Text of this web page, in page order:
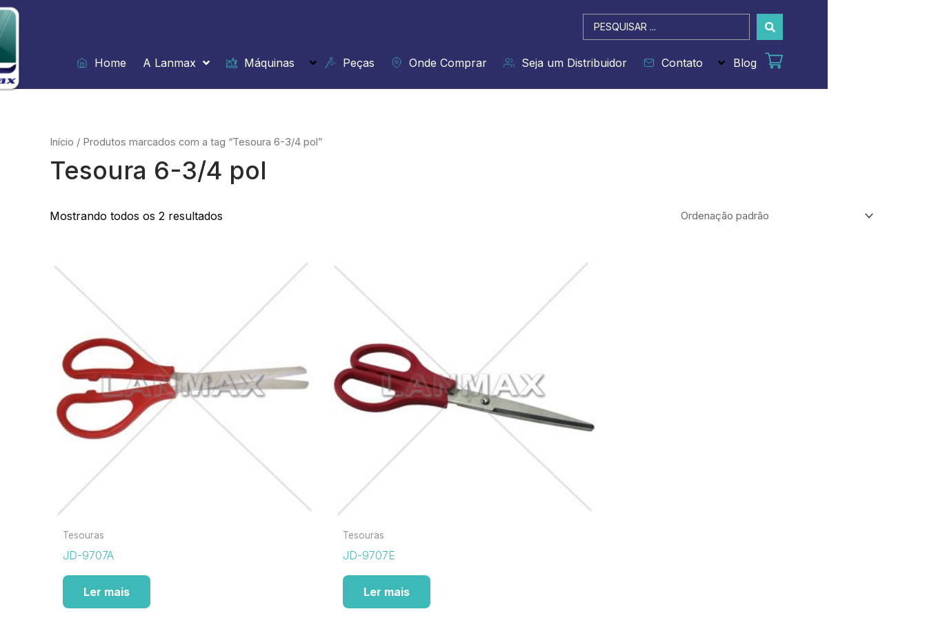
Ir
para
o
conteúdo
Pesquisar
...
Home
A Lanmax Máquinas Peças Onde Comprar Seja um Distribuidor Contato Blog
Início / Produtos marcados com a tag “Tesoura 6-3/4 pol”
Tesoura 6-3/4 pol
Mostrando todos os 2 resultados
Tesouras
JD-9707A
Ler mais
Tesouras
JD-9707E
Ler mais